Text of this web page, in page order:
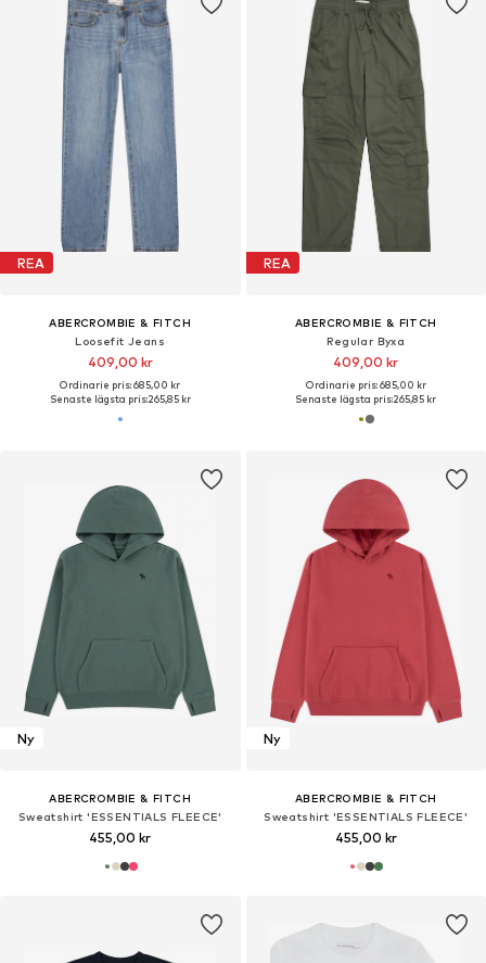
REA
ABERCROMBIE & FITCH
Loosefit Jeans
409,00 kr
Ordinarie pris: 685,00 kr
Senaste lägsta pris:265,85 kr
REA
ABERCROMBIE & FITCH
Regular Byxa
409,00 kr
Ordinarie pris: 685,00 kr
Senaste lägsta pris:265,85 kr
Ny
ABERCROMBIE & FITCH
Sweatshirt 'ESSENTIALS FLEECE'
455,00 kr
Ny
ABERCROMBIE & FITCH
Sweatshirt 'ESSENTIALS FLEECE'
455,00 kr